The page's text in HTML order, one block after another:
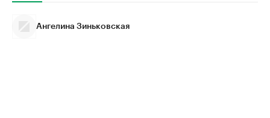
Ангелина Зиньковская